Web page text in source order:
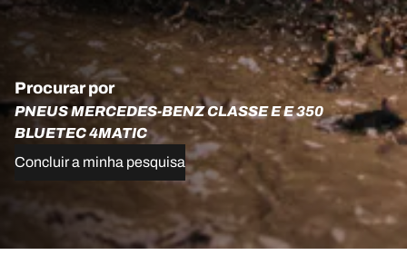
Procurar por
PNEUS MERCEDES-BENZ CLASSE E E 350
BLUETEC 4MATIC
Concluir a minha pesquisa